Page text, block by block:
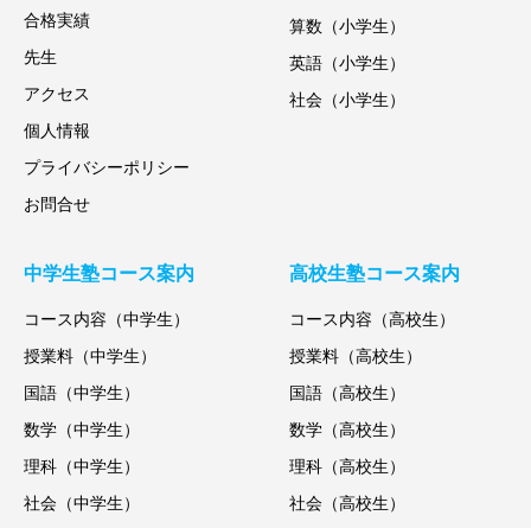
合格実績
先生
アクセス
個人情報
プライバシーポリシー
お問合せ
算数（小学生）
英語（小学生）
社会（小学生）
中学生塾コース案内
コース内容（中学生）
授業料（中学生）
国語（中学生）
数学（中学生）
理科（中学生）
社会（中学生）
高校生塾コース案内
コース内容（高校生）
授業料（高校生）
国語（高校生）
数学（高校生）
理科（高校生）
社会（高校生）